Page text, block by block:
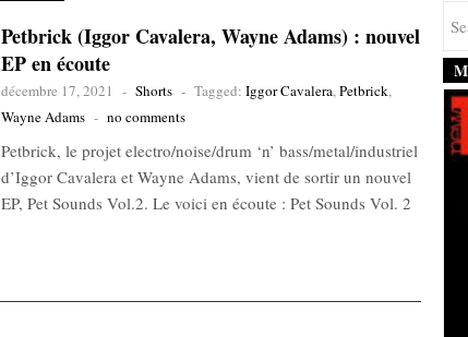
Petbrick (Iggor Cavalera, Wayne Adams) : nouvel
EP en écoute
décembre 17, 2021 - Shorts - Tagged: Iggor Cavalera,Petbrick,
Wayne Adams - no comments
Petbrick, le projet electro/noise/drum ‘n’ bass/metal/industriel
d’Iggor Cavalera et Wayne Adams, vient de sortir un nouvel
EP, Pet Sounds Vol.2. Le voici en écoute : Pet Sounds Vol. 2